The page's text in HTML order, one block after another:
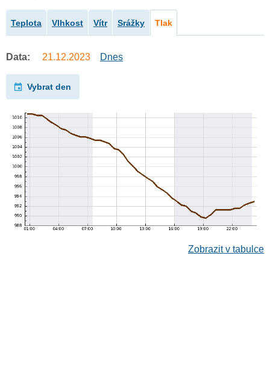
Teplota Vlhkost Vítr Srážky Tlak
Data: 21.12.2023 Dnes
Vybrat den
Zobrazit v tabulce